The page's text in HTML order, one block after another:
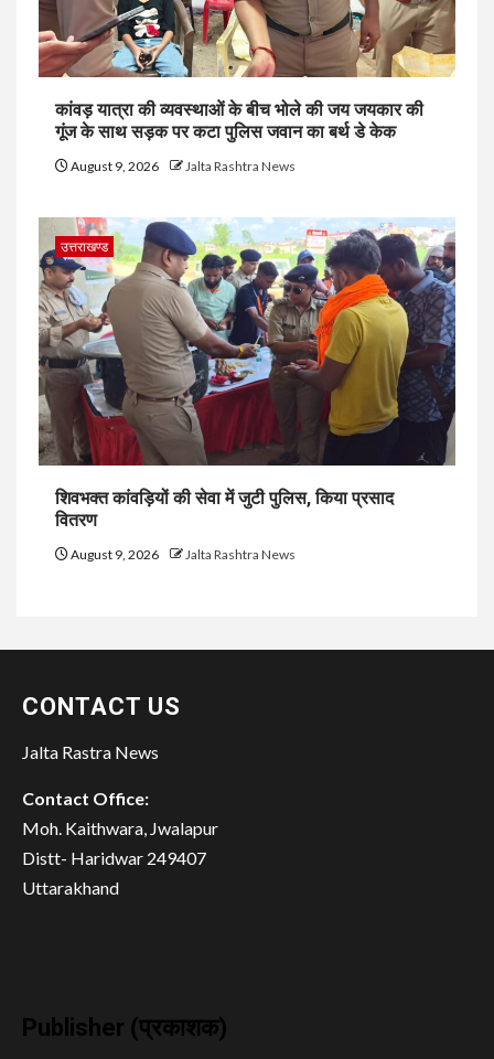
कांवड़ यात्रा की व्यवस्थाओं के बीच भोले की जय जयकार की
गूंज के साथ सड़क पर कटा पुलिस जवान का बर्थ डे केक
August 9, 2026 Jalta Rashtra News
उत्तराखण्ड
शिवभक्त कांवड़ियों की सेवा में जुटी पुलिस, किया प्रसाद
वितरण
August 9, 2026 Jalta Rashtra News
CONTACT US
Jalta Rastra News
Contact Office:
Moh. Kaithwara, Jwalapur
Distt- Haridwar 249407
Uttarakhand
Publisher (प्रकाशक)